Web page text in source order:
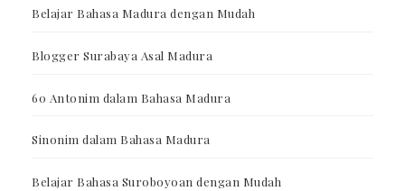
Belajar Bahasa Madura dengan Mudah
Blogger Surabaya Asal Madura
60 Antonim dalam Bahasa Madura
Sinonim dalam Bahasa Madura
Belajar Bahasa Suroboyoan dengan Mudah